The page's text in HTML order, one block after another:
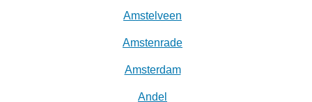
Amstelveen
Amstenrade
Amsterdam
Andel